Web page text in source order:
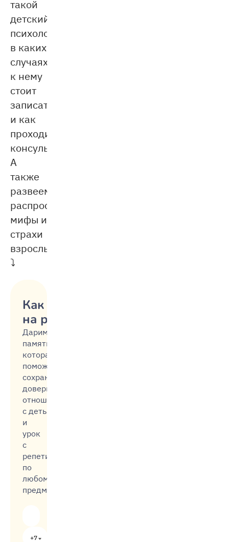
такой
детский
психолог,
в каких
случаях
к нему
стоит
записаться
и как
проходит
консультация.
А
также
развеем
распространённые
мифы и
страхи
взрослых
⤵︎
Как не срываться
на ребёнка
Дарим
памятку,
которая
поможет
сохранить
доверительные
отношения
с детьми,
и
урок
с
репетитором
по
любому
предмету
+7